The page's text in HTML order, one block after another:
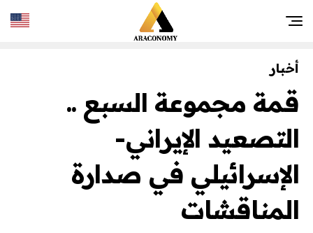
أخبار
قمة مجموعة السبع ..
التصعيد الإيراني-
الإسرائيلي في صدارة
المناقشات